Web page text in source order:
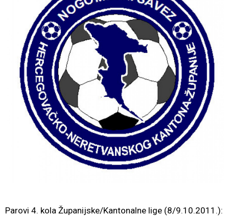
Parovi 4. kola Županijske/Kantonalne lige (8/9.10.2011.):